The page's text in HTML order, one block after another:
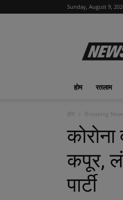
Sunday, August 9,
होम रतलाम
होम Breaking
कपूर,
पार्टी